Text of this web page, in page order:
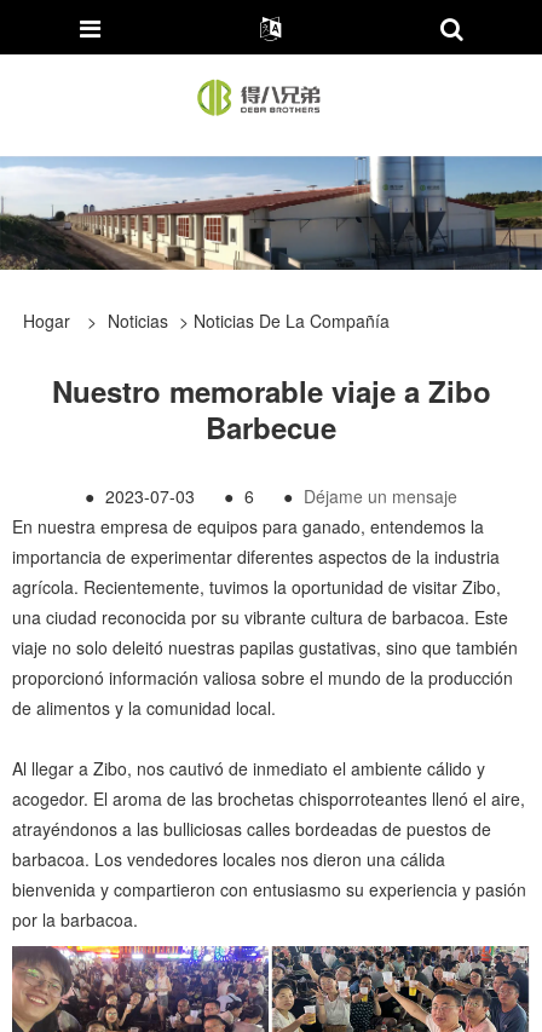
Hogar > Noticias > Noticias De La Compañía
Nuestro memorable viaje a Zibo
Barbecue
● 2023-07-03 ● 6 ● Déjame un mensaje
En nuestra empresa de equipos para ganado, entendemos la
importancia de experimentar diferentes aspectos de la industria
agrícola. Recientemente, tuvimos la oportunidad de visitar Zibo,
una ciudad reconocida por su vibrante cultura de barbacoa. Este
viaje no solo deleitó nuestras papilas gustativas, sino que también
proporcionó información valiosa sobre el mundo de la producción
de alimentos y la comunidad local.
Al llegar a Zibo, nos cautivó de inmediato el ambiente cálido y
acogedor. El aroma de las brochetas chisporroteantes llenó el aire,
atrayéndonos a las bulliciosas calles bordeadas de puestos de
barbacoa. Los vendedores locales nos dieron una cálida
bienvenida y compartieron con entusiasmo su experiencia y pasión
por la barbacoa.